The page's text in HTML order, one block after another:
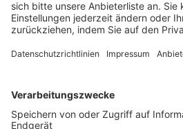
FOLGE DEM BFV
TOP-VEREINE